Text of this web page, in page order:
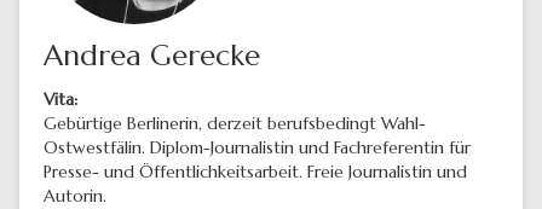
Andrea Gerecke
Vita:
Gebürtige Berlinerin, derzeit berufsbedingt Wahl-
Ostwestfälin. Diplom-Journalistin und Fachreferentin für
Presse- und Öffentlichkeitsarbeit. Freie Journalistin und
Autorin.